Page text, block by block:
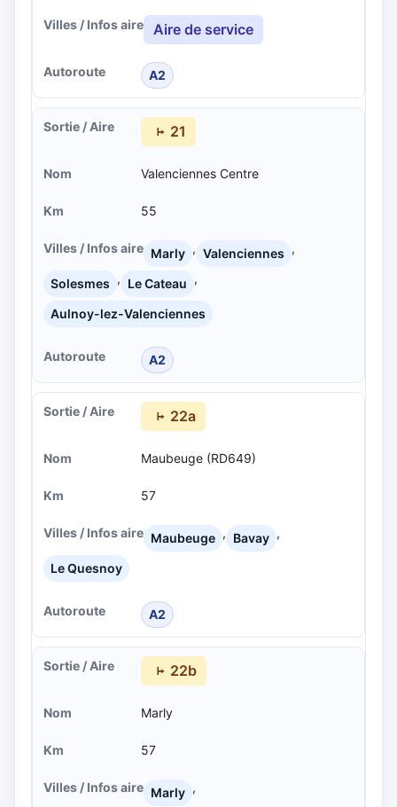
Aire de service
A2
21
Valenciennes Centre
55
Marly , Valenciennes ,
Solesmes , Le Cateau ,
Aulnoy-lez-Valenciennes
A2
22a
Maubeuge (RD649)
57
Maubeuge , Bavay ,
Le Quesnoy
A2
22b
Marly
57
Marly ,